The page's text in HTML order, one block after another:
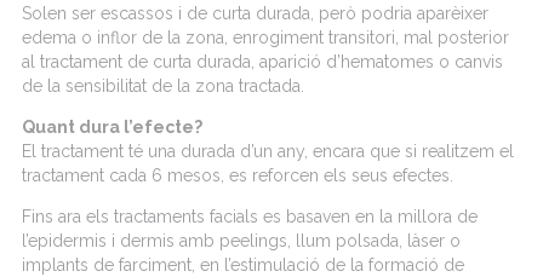
Solen ser escassos i de curta durada, però podria aparèixer
edema o inflor de la zona, enrogiment transitori, mal posterior
al tractament de curta durada, aparició d’hematomes o canvis
de la sensibilitat de la zona tractada.
Quant dura l’efecte?
El tractament té una durada d’un any, encara que si realitzem el
tractament cada 6 mesos, es reforcen els seus efectes.
Fins ara els tractaments facials es basaven en la millora de
l’epidermis i dermis amb peelings, llum polsada, làser o
implants de farciment, en l’estimulació de la formació de